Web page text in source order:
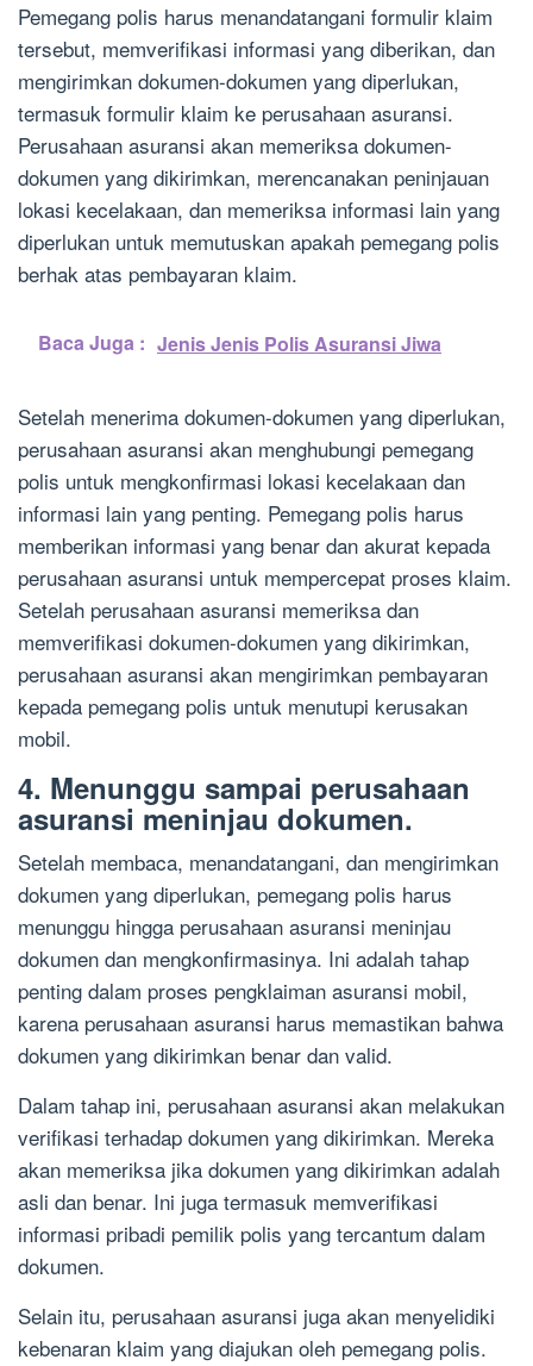
Pemegang polis harus menandatangani formulir klaim
tersebut, memverifikasi informasi yang diberikan, dan
mengirimkan dokumen-dokumen yang diperlukan,
termasuk formulir klaim ke perusahaan asuransi.
Perusahaan asuransi akan memeriksa dokumen-
dokumen yang dikirimkan, merencanakan peninjauan
lokasi kecelakaan, dan memeriksa informasi lain yang
diperlukan untuk memutuskan apakah pemegang polis
berhak atas pembayaran klaim.
Baca Juga : Jenis Jenis Polis Asuransi Jiwa
Setelah menerima dokumen-dokumen yang diperlukan,
perusahaan asuransi akan menghubungi pemegang
polis untuk mengkonfirmasi lokasi kecelakaan dan
informasi lain yang penting. Pemegang polis harus
memberikan informasi yang benar dan akurat kepada
perusahaan asuransi untuk mempercepat proses klaim.
Setelah perusahaan asuransi memeriksa dan
memverifikasi dokumen-dokumen yang dikirimkan,
perusahaan asuransi akan mengirimkan pembayaran
kepada pemegang polis untuk menutupi kerusakan
mobil.
4. Menunggu sampai perusahaan
asuransi meninjau dokumen.
Setelah membaca, menandatangani, dan mengirimkan
dokumen yang diperlukan, pemegang polis harus
menunggu hingga perusahaan asuransi meninjau
dokumen dan mengkonfirmasinya. Ini adalah tahap
penting dalam proses pengklaiman asuransi mobil,
karena perusahaan asuransi harus memastikan bahwa
dokumen yang dikirimkan benar dan valid.
Dalam tahap ini, perusahaan asuransi akan melakukan
verifikasi terhadap dokumen yang dikirimkan. Mereka
akan memeriksa jika dokumen yang dikirimkan adalah
asli dan benar. Ini juga termasuk memverifikasi
informasi pribadi pemilik polis yang tercantum dalam
dokumen.
Selain itu, perusahaan asuransi juga akan menyelidiki
kebenaran klaim yang diajukan oleh pemegang polis.